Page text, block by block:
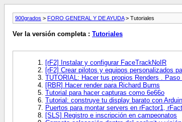
900grados > FORO GENERAL Y DE AYUDA> Tutoriales
Ver la versión completa : Tutoriales
[rF2] Instalar y configurar FaceTrackNoIR
[rF2] Crear pilotos y equipos personalizados
TUTORIAL: Hacer tus propios Renders . Paso
[RBR] Hacer render para Richard Burns
Tutorial para hacer capturas como 6e66o
Tutorial: construye tu display barato con
Puertos para montar servers en rFactor1,
[SLS] Registro e inscripción en campeonatos